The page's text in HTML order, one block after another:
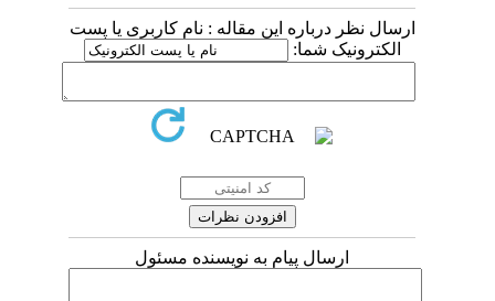
ارسال نظر درباره این مقاله : نام کاربری یا پست
الکترونیک شما:
ارسال پیام به نویسنده مسئول